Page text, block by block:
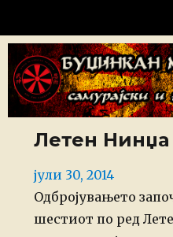
Буџинкан
Летен
Posted
on
јули 30, 2014
Одбројувањето
шестиот по ред